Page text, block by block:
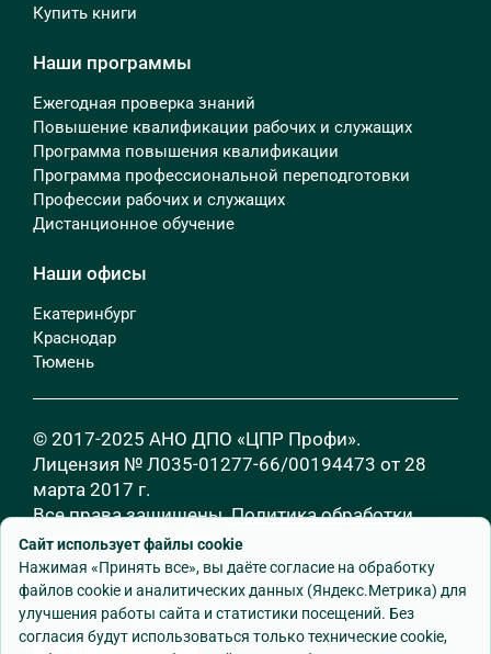
Купить книги
Наши программы
Ежегодная проверка знаний
Повышение квалификации рабочих и служащих
Программа повышения квалификации
Программа профессиональной переподготовки
Профессии рабочих и служащих
Дистанционное обучение
Наши офисы
Екатеринбург
Краснодар
Тюмень
© 2017-2025 АНО ДПО «ЦПР Профи».
Лицензия № Л035-01277-66/00194473 от 28
марта 2017 г.
Все права защищены.Политика обработки
персональных данных
Сайт использует файлы cookie
Нажимая «Принять все», вы даёте согласие на обработку
файлов cookie и аналитических данных (Яндекс.Метрика) для
улучшения работы сайта и статистики посещений. Без
согласия будут использоваться только технические cookie,